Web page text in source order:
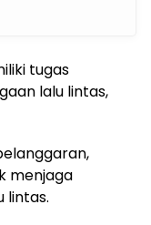
tugas
lalu lintas,
menjaga
lintas.